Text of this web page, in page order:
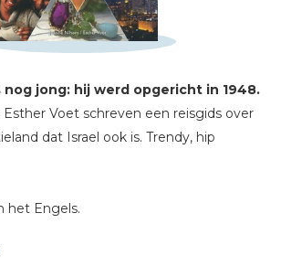
nog jong: hij werd opgericht in 1948.
Voet schreven een reisgids over
dat Israel ook is. Trendy, hip
het Engels.